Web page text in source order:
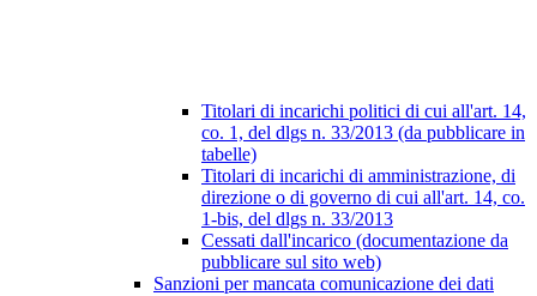
Titolari di incarichi politici di cui all'art. 14,
co. 1, del dlgs n. 33/2013 (da pubblicare in
tabelle)
Titolari di incarichi di amministrazione, di
direzione o di governo di cui all'art. 14, co.
1-bis, del dlgs n. 33/2013
Cessati dall'incarico (documentazione da
pubblicare sul sito web)
Sanzioni per mancata comunicazione dei dati